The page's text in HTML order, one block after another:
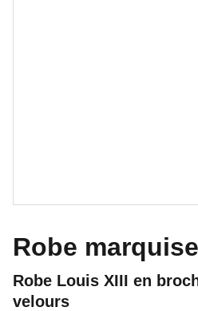
Robe
Robe Louis XIII en
velours